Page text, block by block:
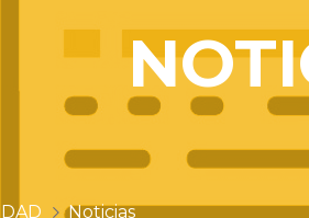
Noticias